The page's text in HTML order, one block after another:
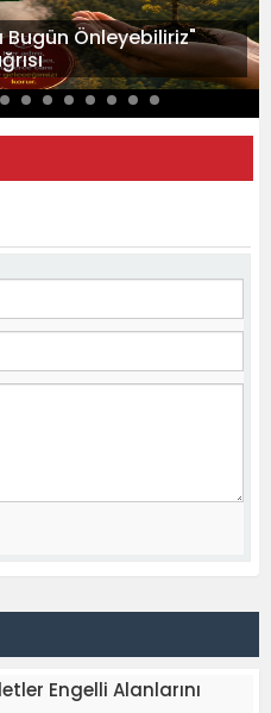
Bugün Önleyebiliriz"
Engelli Alanlarını